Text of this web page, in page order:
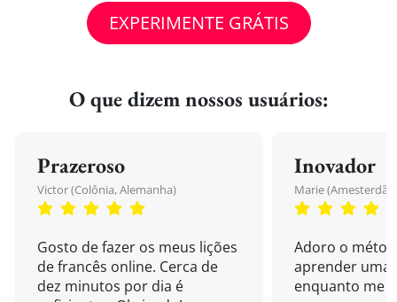
EXPERIMENTE GRÁTIS
O que dizem nossos usuários:
Prazeroso
Victor (Colônia, Alemanha)
Gosto de fazer os meus lições
de francês online. Cerca de
dez minutos por dia é
Inovador
Marie
Adoro o
aprender uma
enquanto me